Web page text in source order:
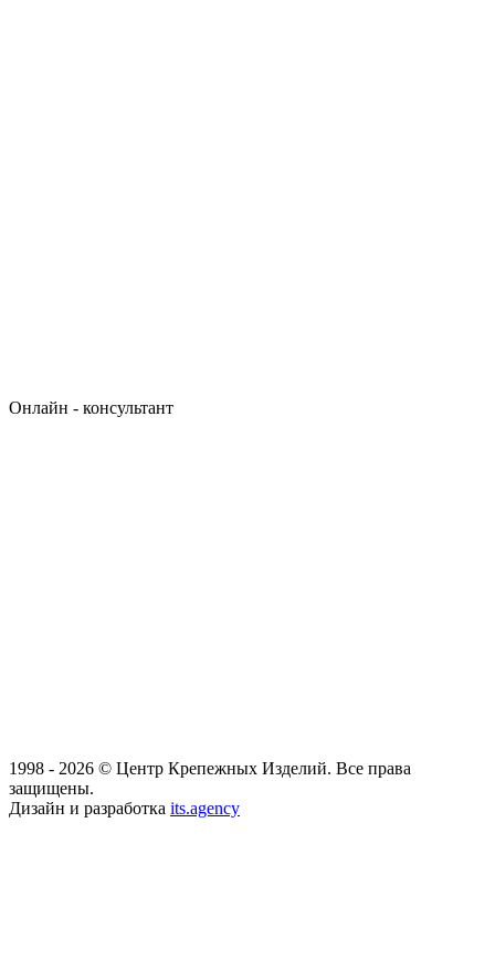
Онлайн - консультант
1998 - 2026 © Центр Крепежных Изделий. Все права
защищены.
Дизайн и разработка its.agency